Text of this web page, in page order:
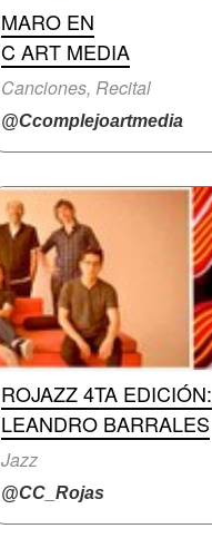
MARO EN
C ART MEDIA
Canciones, Recital
@Ccomplejoartmedia
ROJAZZ 4TA EDICIÓN:
LEANDRO BARRALES
Jazz
@CC_Rojas